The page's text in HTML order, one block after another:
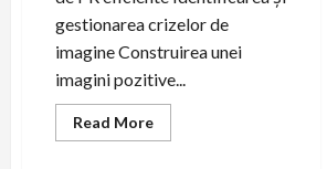
gestionarea crizelor de
imagine Construirea unei
imagini pozitive...
Read MoreRead
more